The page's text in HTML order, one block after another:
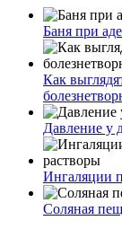
Баня при
Как
Давление у
Ингаляции
Соляная